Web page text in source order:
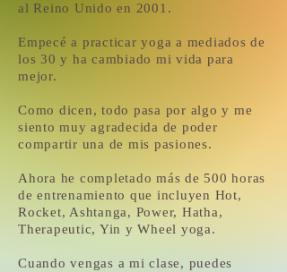
al Reino Unido en 2001.
Empecé a practicar yoga a mediados de
los 30 y ha cambiado mi vida para
mejor.
Como dicen, todo pasa por algo y me
siento muy agradecida de poder
compartir una de mis pasiones.
Ahora he completado más de 500 horas
de entrenamiento que incluyen Hot,
Rocket, Ashtanga, Power, Hatha,
Therapeutic, Yin y Wheel yoga.
Cuando vengas a mi clase, puedes